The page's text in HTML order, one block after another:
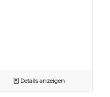
Details anzeigen